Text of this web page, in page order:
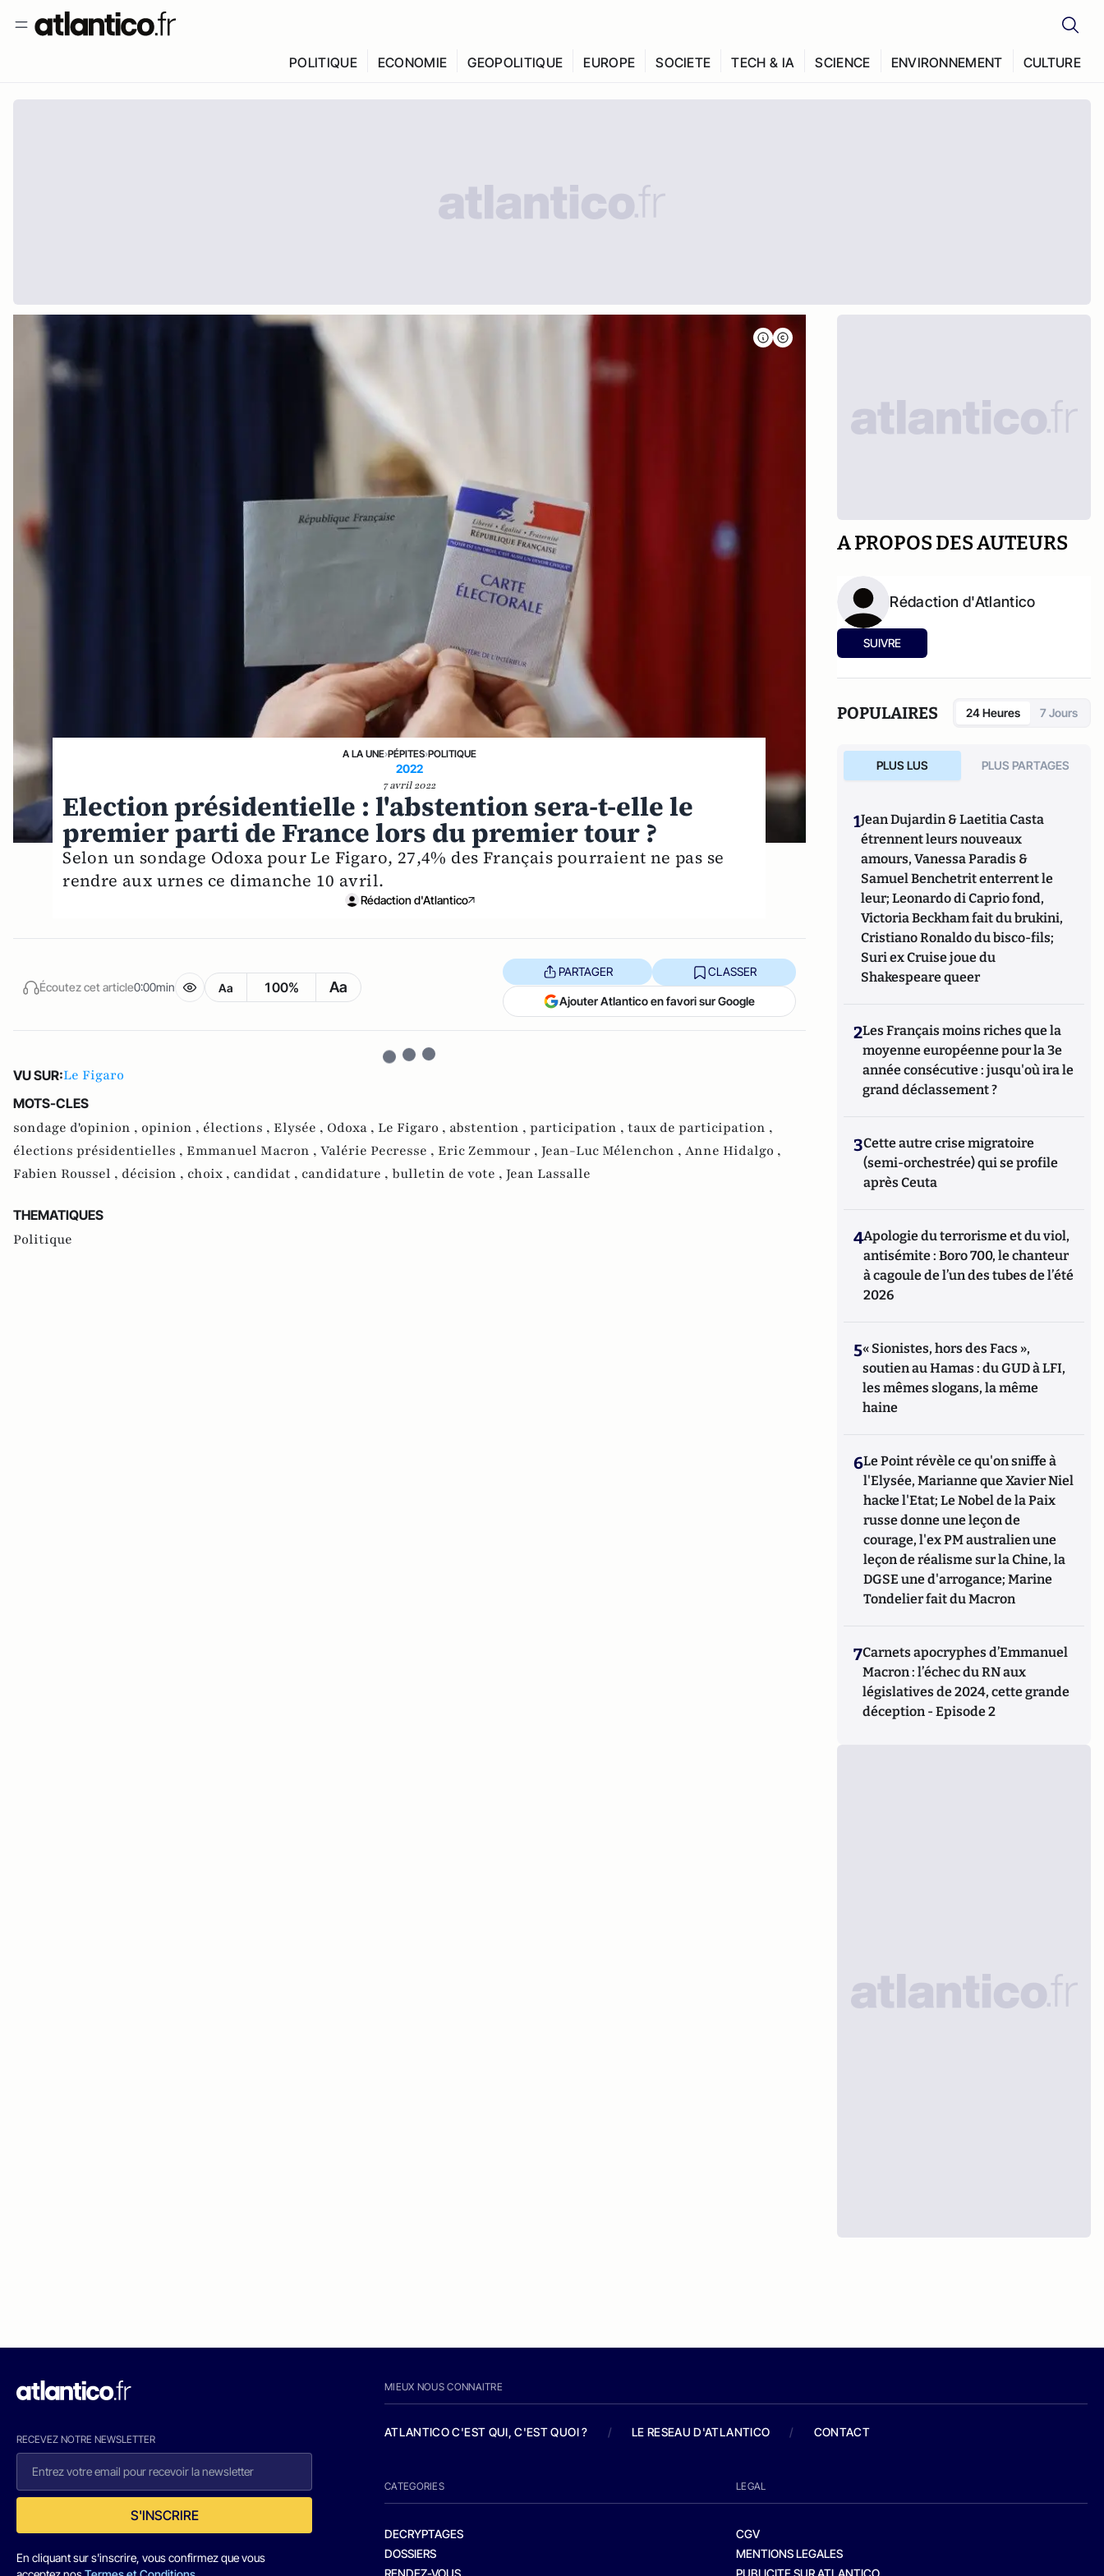
POLITIQUE ECONOMIE GEOPOLITIQUE EUROPE SOCIETE TECH & IA SCIENCE ENVIRONNEMENT CULTURE
A LA UNE›PÉPITES›POLITIQUE
2022
7 avril 2022
Election présidentielle : l'abstention sera-t-elle le
premier parti de France lors du premier tour ?
Selon un sondage Odoxa pour Le Figaro, 27,4% des Français pourraient ne pas se
rendre aux urnes ce dimanche 10 avril.
Rédaction d'Atlantico
Écoutez cet article0:00min Aa 100% Aa
PARTAGER CLASSER
Ajouter Atlantico en favori sur Google
VU SUR:Le Figaro
MOTS-CLES
sondage d'opinion , opinion , élections , Elysée , Odoxa , Le Figaro , abstention , participation , taux de participation ,
élections présidentielles , Emmanuel Macron , Valérie Pecresse , Eric Zemmour , Jean-Luc Mélenchon , Anne Hidalgo ,
Fabien Roussel , décision , choix , candidat , candidature , bulletin de vote , Jean Lassalle
THEMATIQUES
Politique
A PROPOS DES AUTEURS
Rédaction d'Atlantico
SUIVRE
POPULAIRES 24 Heures 7 Jours
PLUS LUS PLUS PARTAGES
1Jean Dujardin & Laetitia Casta
étrennent leurs nouveaux
amours, Vanessa Paradis &
Samuel Benchetrit enterrent le
leur; Leonardo di Caprio fond,
Victoria Beckham fait du brukini,
Cristiano Ronaldo du bisco-fils;
Suri ex Cruise joue du
Shakespeare queer
2Les Français moins riches que la
moyenne européenne pour la 3e
année consécutive : jusqu'où ira le
grand déclassement ?
3Cette autre crise migratoire
(semi-orchestrée) qui se profile
après Ceuta
4Apologie du terrorisme et du viol,
antisémite : Boro 700, le chanteur
à cagoule de l’un des tubes de l’été
2026
5« Sionistes, hors des Facs »,
soutien au Hamas : du GUD à LFI,
les mêmes slogans, la même
haine
6Le Point révèle ce qu'on sniffe à
l'Elysée, Marianne que Xavier Niel
hacke l'Etat; Le Nobel de la Paix
russe donne une leçon de
courage, l'ex PM australien une
leçon de réalisme sur la Chine, la
DGSE une d'arrogance; Marine
Tondelier fait du Macron
7Carnets apocryphes d’Emmanuel
Macron : l’échec du RN aux
législatives de 2024, cette grande
déception - Episode 2
RECEVEZ NOTRE NEWSLETTER
S'INSCRIRE
En cliquant sur s'inscrire, vous confirmez que vous
MIEUX NOUS CONNAITRE
ATLANTICO C'EST QUI, C'EST QUOI ? / LE RESEAU D'ATLANTICO / CONTACT
CATEGORIES
DECRYPTAGES
DOSSIERS
RENDEZ-VOUS
LEGAL
CGV
MENTIONS LEGALES
PUBLICITE SUR ATLANTICO